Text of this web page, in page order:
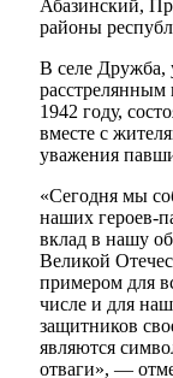
Абазинский,
районы
В селе Дружба,
расстрелянным
1942 году,
вместе с
уважения
«Сегодня мы
наших героев-
вклад в нашу
Великой
примером для
числе и для
защитников
являются
отваги», —
Мэр